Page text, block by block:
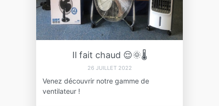
Il fait chaud 😌🌞🌡️
26 JUILLET 2022
Venez découvrir notre gamme de
ventilateur !